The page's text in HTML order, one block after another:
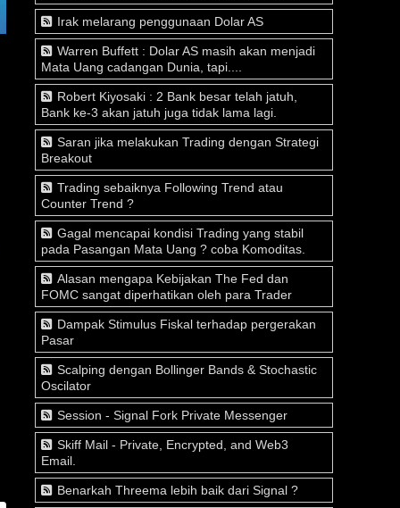
Irak melarang penggunaan Dolar AS
Warren Buffett : Dolar AS masih akan menjadi
Mata Uang cadangan Dunia, tapi....
Robert Kiyosaki : 2 Bank besar telah jatuh,
Bank ke-3 akan jatuh juga tidak lama lagi.
Saran jika melakukan Trading dengan Strategi
Breakout
Trading sebaiknya Following Trend atau
Counter Trend ?
Gagal mencapai kondisi Trading yang stabil
pada Pasangan Mata Uang ? coba Komoditas.
Alasan mengapa Kebijakan The Fed dan
FOMC sangat diperhatikan oleh para Trader
Dampak Stimulus Fiskal terhadap pergerakan
Pasar
Scalping dengan Bollinger Bands & Stochastic
Oscilator
Session - Signal Fork Private Messenger
Skiff Mail - Private, Encrypted, and Web3
Email.
Benarkah Threema lebih baik dari Signal ?